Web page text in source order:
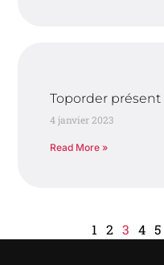
Toporder présent
4 janvier 2023
Read More »
1 2 3 4 5